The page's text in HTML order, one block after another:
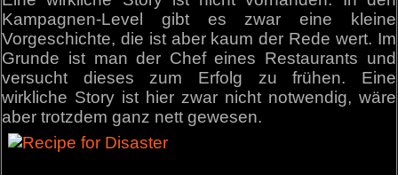
Kampagnen-Level gibt es zwar eine kleine
Vorgeschichte, die ist aber kaum der Rede wert. Im
Grunde ist man der Chef eines Restaurants und
versucht dieses zum Erfolg zu frühen. Eine
wirkliche Story ist hier zwar nicht notwendig, wäre
aber trotzdem ganz nett gewesen.